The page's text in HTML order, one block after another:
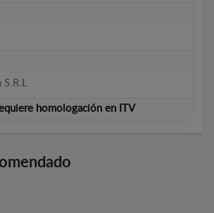
homologación en ITV